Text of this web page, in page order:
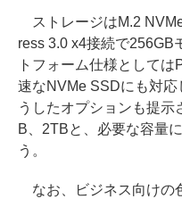
ストレージはM.2
ress 3.0 x4接続で256GB
トフォーム仕様として
速なNVMe SSDにも対
うしたオプションも提
B、2TBと、必要な容量
う。
なお、ビジネス向けの